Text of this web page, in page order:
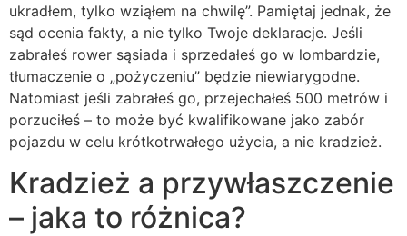
ukradłem, tylko wziąłem na chwilę”. Pamiętaj jednak, że
sąd ocenia fakty, a nie tylko Twoje deklaracje. Jeśli
zabrałeś rower sąsiada i sprzedałeś go w lombardzie,
tłumaczenie o „pożyczeniu” będzie niewiarygodne.
Natomiast jeśli zabrałeś go, przejechałeś 500 metrów i
porzuciłeś – to może być kwalifikowane jako zabór
pojazdu w celu krótkotrwałego użycia, a nie kradzież.
Kradzież a przywłaszczenie
– jaka to różnica?